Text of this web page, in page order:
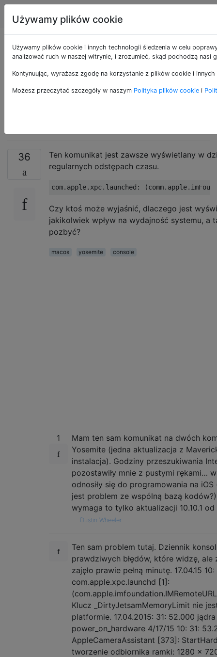
Apple Tagi
Dziwna wiadomość w
konsoli na temat
klucza
36
Ten komunikat jest zawsze wyświetlany w
regularnych odstępach czasu.
Czy ktoś może wyjaśnić, dlaczego jest
jakikolwiek wpływ na wydajność systemu, a
pozbyć?
macos yosemite console
1
Mam ten sam komunikat na dwóch
Yosemite (jedna aktualizacja z
instalacja). Godziny przeszukiwania
pozostawiły mnie z pustymi rękami…
odnosiły się do programowania na
jest problem ze wspólną bazą
wymaga to tylko aktualizacji 10.10.1 od
Dustin Wheeler
Ten sam problem tutaj. Dziennik
prawdziwych błędów, które widzę, ale
zajęło prawie pełną minutę. 17.04.15
com.apple.xpc.launchd [1]:
Klucz _DirtyJetsamMemoryLimit nie
platformie. 17.04.2015: 31: 52.000
power_on_hardware 4/17/15 10: 31:
AppleCameraAssistant [373]:
tworzenie odbiornika ramki: 1280 x
Używamy plików cookie
Używamy plików cookie i innych technologii śledzenia w celu
analizować ruch w naszej witrynie, i zrozumieć, skąd pochodzą nasi
Kontynuując, wyrażasz zgodę na korzystanie z plików cookie i
Możesz przeczytać szczegóły w naszym Polityka plików cookie i